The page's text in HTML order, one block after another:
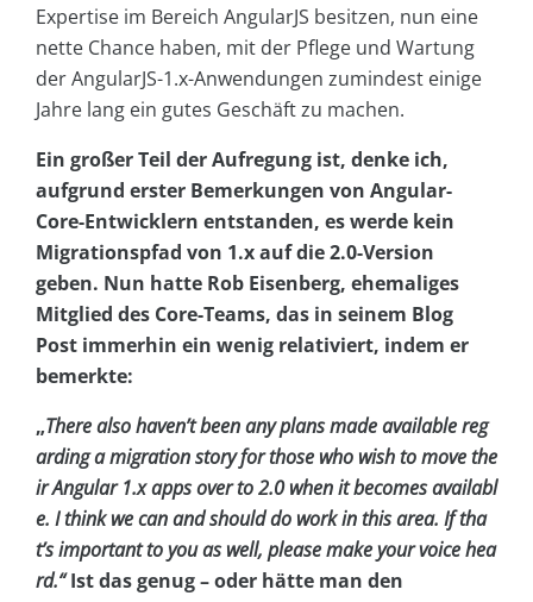
Expertise im Bereich AngularJS besitzen, nun eine
nette Chance haben, mit der Pflege und Wartung
der AngularJS-1.x-Anwendungen zumindest einige
Jahre lang ein gutes Geschäft zu machen.
Ein großer Teil der Aufregung ist, denke ich,
aufgrund erster Bemerkungen von Angular-
Core-Entwicklern entstanden, es werde kein
Migrationspfad von 1.x auf die 2.0-Version
geben. Nun hatte Rob Eisenberg, ehemaliges
Mitglied des Core-Teams, das in seinem Blog
Post immerhin ein wenig relativiert, indem er
bemerkte:
„There also haven’t been any plans made available reg
arding a migration story for those who wish to move the
ir Angular 1.x apps over to 2.0 when it becomes availabl
e. I think we can and should do work in this area. If tha
t’s important to you as well, please make your voice hea
rd.“Ist das genug – oder hätte man den